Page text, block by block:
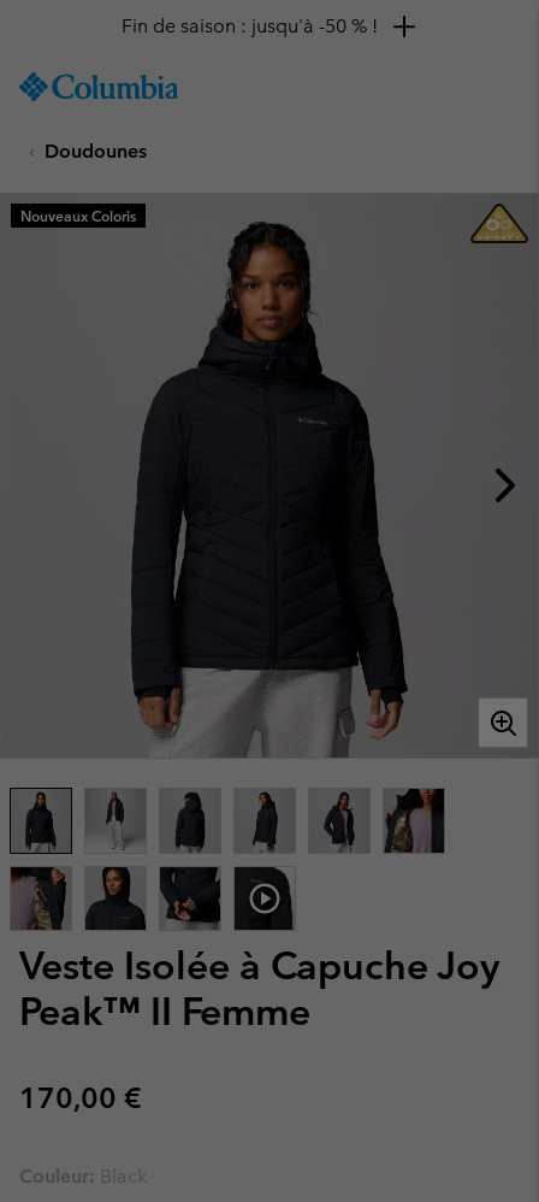
TO
SKIP
MAIN
NAV
Fin de saison : jusqu'à -50 % !
Doudounes
Veste Isolée à Capuche Joy
Peak™ II Femme
Regular price:
170,00 €
Nouveaux Coloris
Couleur: Black